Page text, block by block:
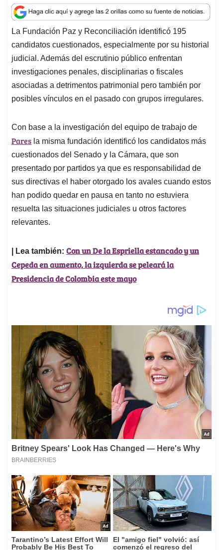
a
t
s
A
p
p
c
e
b
o
o
k
n
k
e
d
I
n
a
i
l
r
e
a
d
s
La Fundación Paz y Reconciliación identificó 195
candidatos cuestionados, especialmente por su historial
judicial. Además del escrutinio público enfrentan
investigaciones penales, disciplinarias o fiscales
asociadas a detrimentos patrimonial pero también por
posibles vínculos en el pasado con grupos irregulares.
Con base a la investigación del equipo de trabajo de
Pares la misma fundación identificó los candidatos más
cuestionados del Senado y la Cámara, que son
presentado por partidos ya que es responsabilidad de
sus directivas el haber otorgado los avales cuando estos
han podido quedar en pausa en tanto no estuviera
resuelta las situaciones judiciales u otros factores
relevantes.
| Lea también: Con un De la Espriella estancado y un
Cepeda en aumento, la izquierda se peleará la
Presidencia de Colombia este mayo